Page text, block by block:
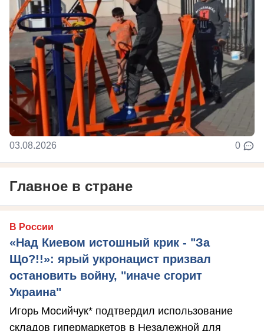
03.08.2026 0
Главное в стране
В России
«Над Киевом истошный крик - "За
Що?!!»: ярый укронацист призвал
остановить войну, "иначе сгорит
Украина"
Игорь Мосийчук* подтвердил использование
складов гипермаркетов в Незалежной для